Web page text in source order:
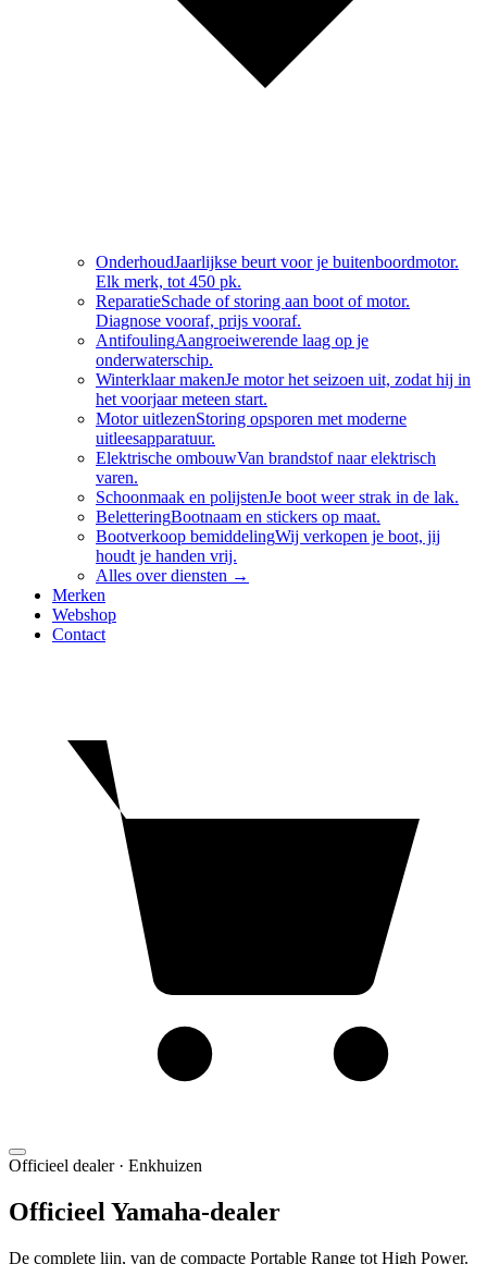
OnderhoudJaarlijkse beurt voor je buitenboordmotor.
Elk merk, tot 450 pk.
ReparatieSchade of storing aan boot of motor.
Diagnose vooraf, prijs vooraf.
AntifoulingAangroeiwerende laag op je
onderwaterschip.
Winterklaar makenJe motor het seizoen uit, zodat hij in
het voorjaar meteen start.
Motor uitlezenStoring opsporen met moderne
uitleesapparatuur.
Elektrische ombouwVan brandstof naar elektrisch
varen.
Schoonmaak en polijstenJe boot weer strak in de lak.
BeletteringBootnaam en stickers op maat.
Bootverkoop bemiddelingWij verkopen je boot, jij
houdt je handen vrij.
Alles overdiensten →
Merken
Webshop
Contact
Officieel dealer · Enkhuizen
Officieel Yamaha-dealer
De complete lijn, van de compacte Portable Range tot High Power.